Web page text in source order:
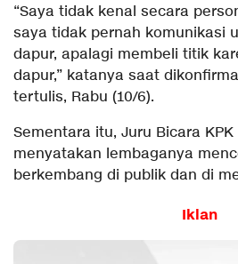
“Saya tidak kenal secara
saya tidak pernah komunikasi
dapur, apalagi membeli titik
dapur,” katanya saat
tertulis, Rabu (10/6).
Sementara itu, Juru Bicara
menyatakan lembaganya
berkembang di publik dan di
Iklan